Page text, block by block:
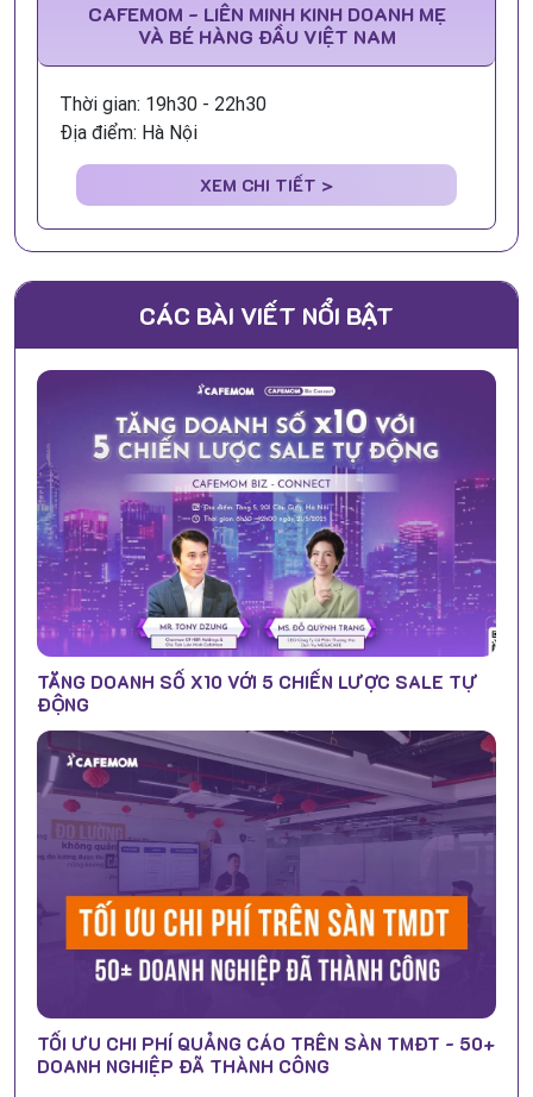
CAFEMOM - LIÊN MINH KINH DOANH MẸ
VÀ BÉ HÀNG ĐẦU VIỆT NAM
Thời gian: 19h30 - 22h30
Địa điểm: Hà Nội
XEM CHI TIẾT >
CÁC BÀI VIẾT NỔI BẬT
TĂNG DOANH SỐ X10 VỚI 5 CHIẾN LƯỢC SALE TỰ
ĐỘNG
TỐI ƯU CHI PHÍ QUẢNG CÁO TRÊN SÀN TMĐT - 50+
DOANH NGHIỆP ĐÃ THÀNH CÔNG